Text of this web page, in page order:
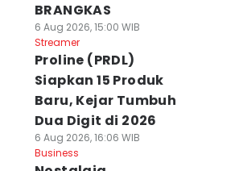
BRANGKAS
6 Aug 2026, 15:00 WIB
Streamer
Proline (PRDL)
Siapkan 15 Produk
Baru, Kejar Tumbuh
Dua Digit di 2026
6 Aug 2026, 16:06 WIB
Business